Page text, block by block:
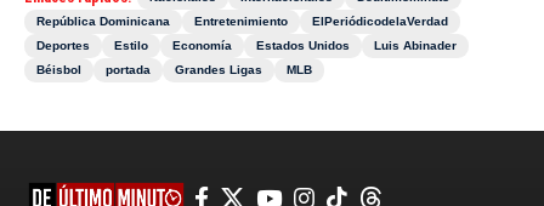
República Dominicana
Entretenimiento
ElPeriódicodelaVerdad
Deportes
Estilo Economía Estados Unidos
Luis Abinader
Béisbol
portada Grandes Ligas MLB